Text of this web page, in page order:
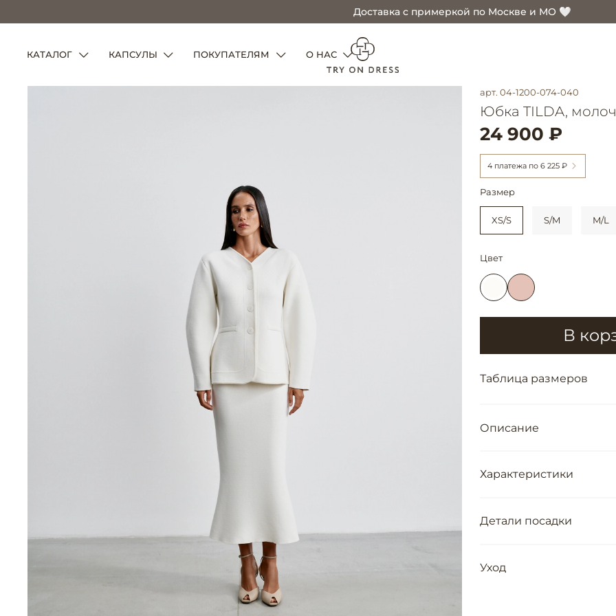
Доставка с примеркой по Москве и МО 🤍
КАТАЛОГ КАПСУЛЫ ПОКУПАТЕЛЯМ О НАС
арт. 04-1200-074-040
Юбка TILDA,
24 900 ₽
4 платежа по 6 225 ₽
В
Размер
XS/S S/M M/L
Цвет
Таблица размеров
Описание
Характеристики
Детали посадки
Уход